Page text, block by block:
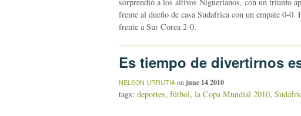
sorprendió a los altivos Niguerianos, con un triunfo
frente al dueño de casa Sudafrica con un empate 0-
frente a Sur Corea 2-0.
Es tiempo de divertirnos
NELSON URRUTIA on june 14 2010
tags: deportes, fútbol, la Copa Mundial 2010,